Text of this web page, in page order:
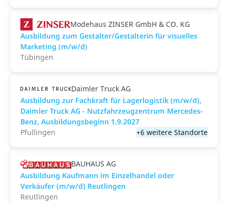
Modehaus ZINSER GmbH & CO. KG
Ausbildung zum Gestalter/Gestalterin für visuelles
Marketing (m/w/d)
Tübingen
Daimler Truck AG
Ausbildung zur Fachkraft für Lagerlogistik (m/w/d),
Daimler Truck AG - Nutzfahrzeugzentrum Mercedes-
Benz, Ausbildungsbeginn 1.9.2027
Pfullingen
+6 weitere Standorte
BAUHAUS AG
Ausbildung Kaufmann im Einzelhandel oder
Verkäufer (m/w/d) Reutlingen
Reutlingen